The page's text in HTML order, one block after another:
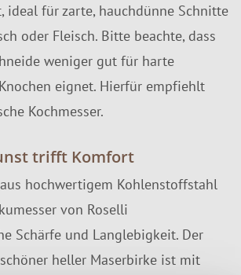
ideal für zarte, hauchdünne Schnitte
oder Fleisch. Bitte beachte, dass
weniger gut für harte
eignet. Hierfür empfiehlt
Kochmesser.
trifft Komfort
hochwertigem Kohlenstoffstahl
von Roselli
Schärfe und Langlebigkeit. Der
heller Maserbirke ist mit